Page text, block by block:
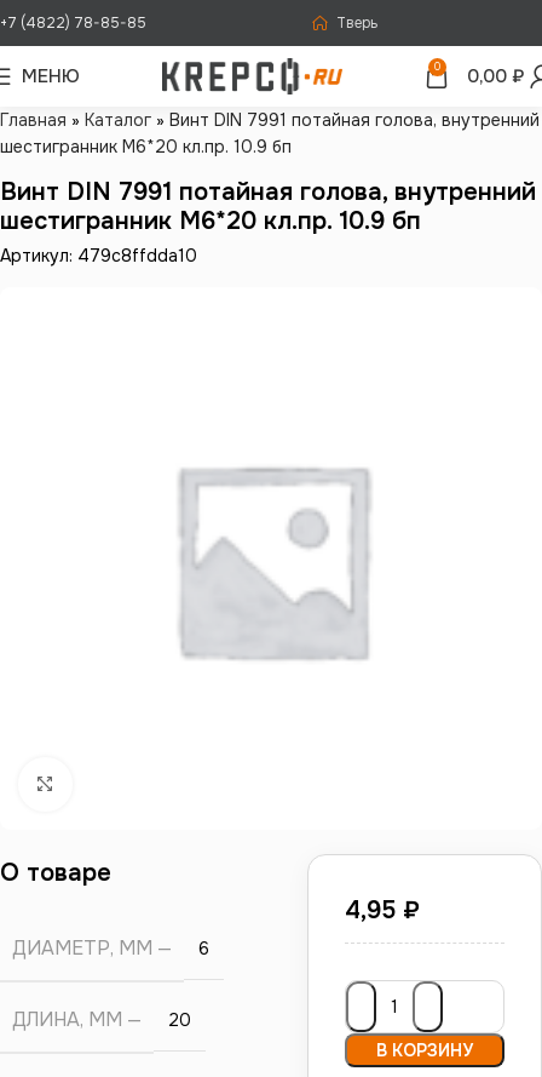
+7 (4822) 78-85-85 Тверь
МЕНЮ 0 0,00 ₽
Главная » Каталог » Винт DIN 7991 потайная голова, внутренний
шестигранник М6*20 кл.пр. 10.9 бп
Винт DIN 7991 потайная голова, внутренний
шестигранник М6*20 кл.пр. 10.9 бп
Артикул: 479c8ffdda10
4,95 ₽
В КОРЗИНУ
О товаре
ДИАМЕТР, ММ 6
ДЛИНА, ММ 20